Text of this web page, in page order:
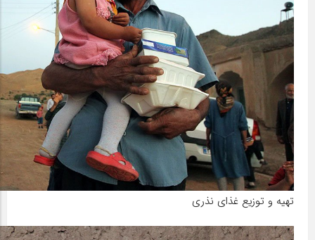
تهیه و توزیع غذای نذری